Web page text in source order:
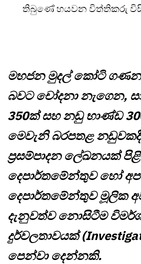
තිබුණේ හයවන විත්තිකරු
මහජන මුදල් කෝටි
බවට චෝදනා නැගෙන,
350ක් සහ නඩු භාණ්ඩ
මෙවැනි බරපතළ
ප්‍රසම්පාදන ලේඛනයක්
දෙපාර්තමේන්තුව හෝ
දෙපාර්තමේන්තුව මූලික
දැනුවත්ව නොසිටීම
දුර්වලතාවයක්
පෙන්වා දෙන්නකි.